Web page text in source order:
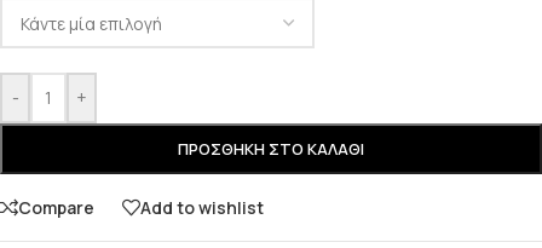
- +
ΠΡΟΣΘΉΚΗ ΣΤΟ ΚΑΛΆΘΙ
Compare Add to wishlist